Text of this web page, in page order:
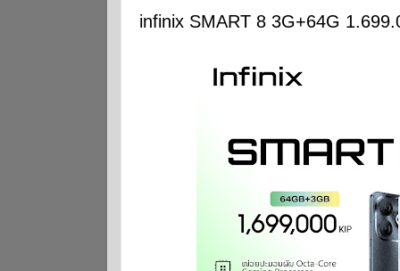
infinix SMART 8 3G+64G